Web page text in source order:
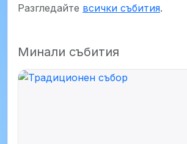
Разгледайте всички събития.
Минали събития